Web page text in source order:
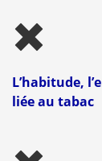
L’habitude,
liée au tabac